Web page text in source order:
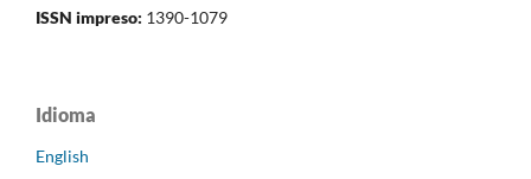
ISSN impreso: 1390-1079
Idioma
English